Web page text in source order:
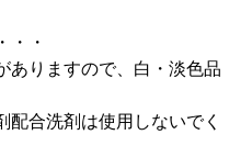
・・
ありますので、白・淡色品
配合洗剤は使用しないでく